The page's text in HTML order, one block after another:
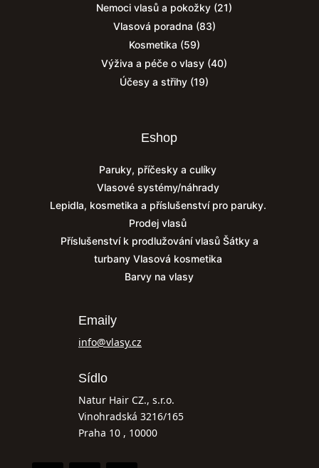
Nemoci vlasů a pokožky (21)
Vlasová poradna (83)
Kosmetika (59)
Výživa a péče o vlasy (40)
Účesy a střihy (19)
Eshop
Paruky, příčesky a culíky
Vlasové systémy/náhrady
Lepidla, kosmetika a příslušenství pro paruky.
Prodej vlasů
Příslušenství k prodlužování vlasů Šátky a
turbany Vlasová kosmetika
Barvy na vlasy
Emaily
info@vlasy.cz
Sídlo
Natur Hair CZ., s.r.o.
Vinohradská 3216/165
Praha 10 , 10000